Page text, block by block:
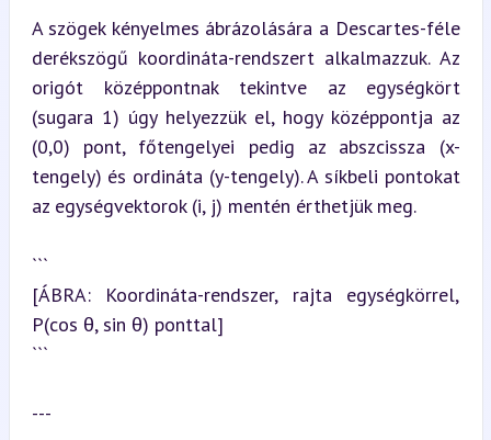
A szögek kényelmes ábrázolására a Descartes-féle
derékszögű koordináta-rendszert alkalmazzuk. Az
origót középpontnak tekintve az egységkört
(sugara 1) úgy helyezzük el, hogy középpontja az
(0,0) pont, főtengelyei pedig az abszcissza (x-
tengely) és ordináta (y-tengely). A síkbeli pontokat
az egységvektorok (i, j) mentén érthetjük meg.
```
[ÁBRA: Koordináta-rendszer, rajta egységkörrel,
P(cos θ, sin θ) ponttal]
```
---